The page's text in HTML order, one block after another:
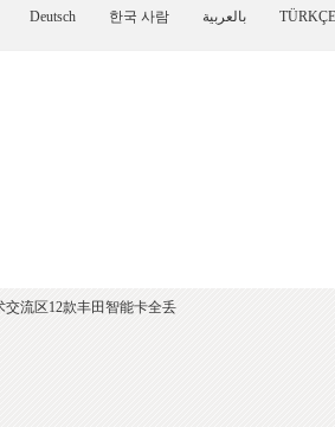
Deutsch 한국 사람 بالعربية TÜRKÇE
流区12款丰田智能卡全丢